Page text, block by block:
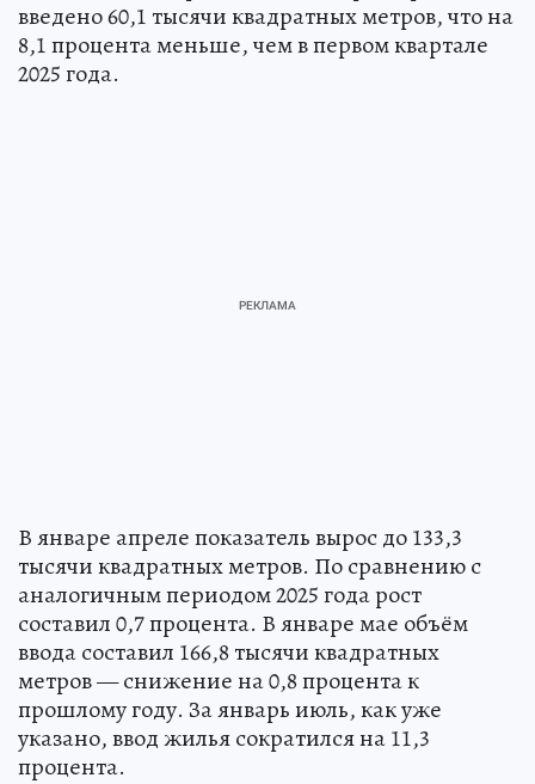
введено 60,1 тысячи квадратных метров, что на
8,1 процента меньше, чем в первом квартале
2025 года.
В январе апреле показатель вырос до 133,3
тысячи квадратных метров. По сравнению с
аналогичным периодом 2025 года рост
составил 0,7 процента. В январе мае объём
ввода составил 166,8 тысячи квадратных
метров — снижение на 0,8 процента к
прошлому году. За январь июль, как уже
указано, ввод жилья сократился на 11,3
процента.